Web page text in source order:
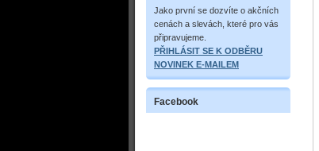
Jako první se dozvíte o akčních
cenách a slevách, které pro vás
připravujeme.
PŘIHLÁSIT SE K ODBĚRU
NOVINEK E-MAILEM
Facebook